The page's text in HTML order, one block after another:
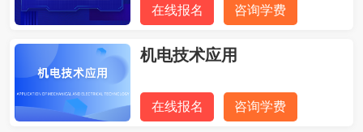
在线报名 咨询学费
机电技术应用
在线报名 咨询学费